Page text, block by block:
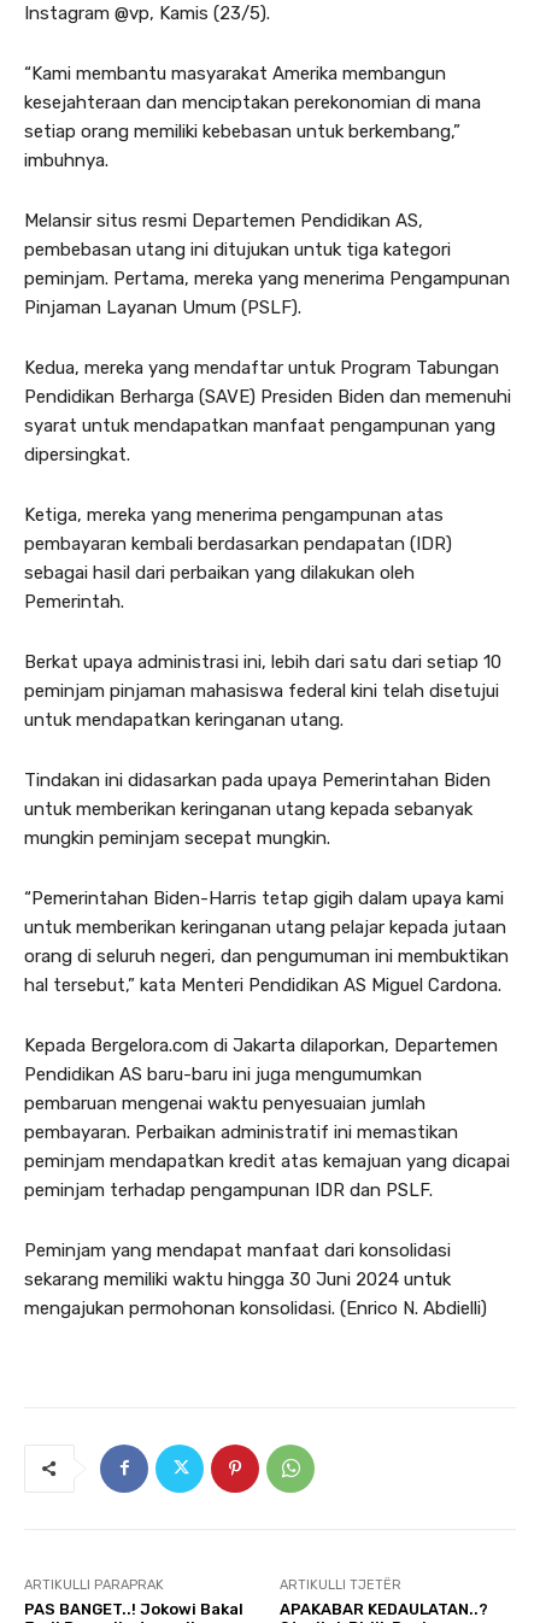
Instagram @vp, Kamis (23/5).
“Kami membantu masyarakat Amerika membangun
kesejahteraan dan menciptakan perekonomian di mana
setiap orang memiliki kebebasan untuk berkembang,”
imbuhnya.
Melansir situs resmi Departemen Pendidikan AS,
pembebasan utang ini ditujukan untuk tiga kategori
peminjam. Pertama, mereka yang menerima Pengampunan
Pinjaman Layanan Umum (PSLF).
Kedua, mereka yang mendaftar untuk Program Tabungan
Pendidikan Berharga (SAVE) Presiden Biden dan memenuhi
syarat untuk mendapatkan manfaat pengampunan yang
dipersingkat.
Ketiga, mereka yang menerima pengampunan atas
pembayaran kembali berdasarkan pendapatan (IDR)
sebagai hasil dari perbaikan yang dilakukan oleh
Pemerintah.
Berkat upaya administrasi ini, lebih dari satu dari setiap 10
peminjam pinjaman mahasiswa federal kini telah disetujui
untuk mendapatkan keringanan utang.
Tindakan ini didasarkan pada upaya Pemerintahan Biden
untuk memberikan keringanan utang kepada sebanyak
mungkin peminjam secepat mungkin.
“Pemerintahan Biden-Harris tetap gigih dalam upaya kami
untuk memberikan keringanan utang pelajar kepada jutaan
orang di seluruh negeri, dan pengumuman ini membuktikan
hal tersebut,” kata Menteri Pendidikan AS Miguel Cardona.
Kepada Bergelora.com di Jakarta dilaporkan, Departemen
Pendidikan AS baru-baru ini juga mengumumkan
pembaruan mengenai waktu penyesuaian jumlah
pembayaran. Perbaikan administratif ini memastikan
peminjam mendapatkan kredit atas kemajuan yang dicapai
peminjam terhadap pengampunan IDR dan PSLF.
Peminjam yang mendapat manfaat dari konsolidasi
sekarang memiliki waktu hingga 30 Juni 2024 untuk
mengajukan permohonan konsolidasi. (Enrico N. Abdielli)
ARTIKULLI PARAPRAK
PAS BANGET..! Jokowi Bakal
ARTIKULLI TJETËR
APAKABAR KEDAULATAN..?